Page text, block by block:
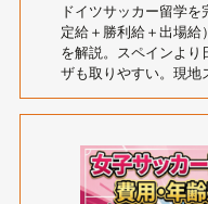
ドイツサッカー留学
定給＋勝利給＋出場
を解説。スペインよ
ザも取りやすい。現地